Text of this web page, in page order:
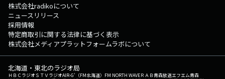
株式会社radikoについて
ニュースリリース
採用情報
特定商取引に関する法律に基づく表示
株式会社メディアプラットフォームラボについて
北海道・東北のラジオ局
ＨＢＣラジオＳＴＶラジオAIR-G'（FM北海道） FM NORTH WAVEＲＡＢ青森放送エフエム青森